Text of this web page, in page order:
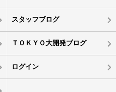
スタッフブログ
ＴＯＫＹＯ大開発ブログ
ログイン